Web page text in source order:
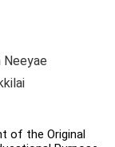
Neeyae
of the Original